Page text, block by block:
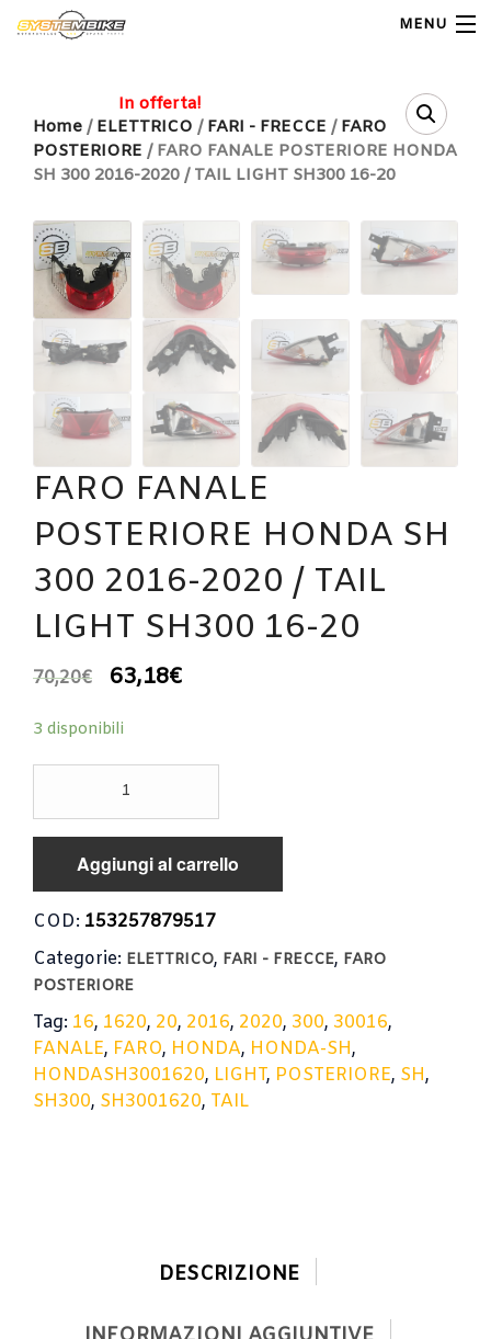
MENU
Home
Shop Ricambi
Note Generali
Carrello
Contatti
Home / ELETTRICO / FARI - FRECCE / FARO
POSTERIORE / FARO FANALE POSTERIORE HONDA
SH 300 2016-2020 / TAIL LIGHT SH300 16-20
In offerta!
FARO FANALE
POSTERIORE HONDA SH
300 2016-2020 / TAIL
LIGHT SH300 16-20
70,20€ 63,18€
3 disponibili
POSTERIORE
HONDA
300
2016-
/
TAIL
SH300
16-
20
quantità
Aggiungi al carrello
COD: 153257879517
Categorie: ELETTRICO, FARI - FRECCE, FARO
POSTERIORE
Tag: 16, 1620, 20, 2016, 2020, 300, 30016,
FANALE, FARO, HONDA, HONDA-SH,
HONDASH3001620, LIGHT, POSTERIORE, SH,
SH300, SH3001620, TAIL
DESCRIZIONE